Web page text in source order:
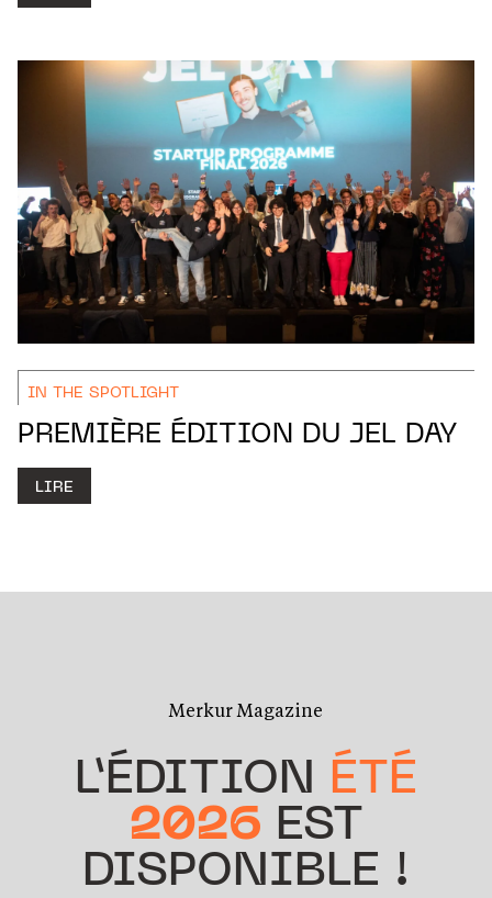
IN THE SPOTLIGHT
PREMIÈRE ÉDITION DU JEL DAY
LIRE
Merkur Magazine
L’ÉDITION ÉTÉ
2026 EST
DISPONIBLE !